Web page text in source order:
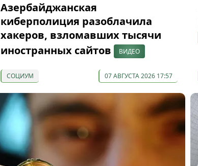
Азербайджанская
киберполиция разоблачила
хакеров, взломавших тысячи
иностранных сайтов
ВИДЕО
СОЦИУМ 07 АВГУСТА 2026 17:57